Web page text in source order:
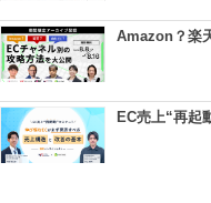
Amazon？楽
EC売上“再起